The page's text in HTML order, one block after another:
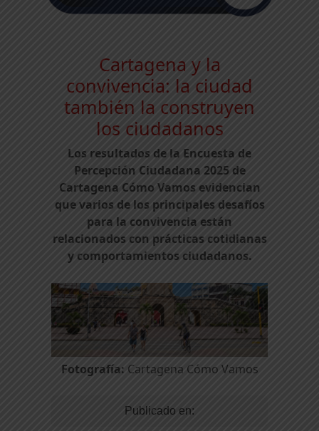
Cartagena y la
convivencia: la ciudad
también la construyen
los ciudadanos
Los resultados de la Encuesta de
Percepción Ciudadana 2025 de
Cartagena Cómo Vamos evidencian
que varios de los principales desafíos
para la convivencia están
relacionados con prácticas cotidianas
y comportamientos ciudadanos.
Fotografía: Cartagena Cómo Vamos
Publicado en: